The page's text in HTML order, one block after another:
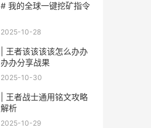
# 我的全球一键挖矿指令
2025-10-28
| 王者该该该该怎么办办
办办分享战果
2025-10-30
| 王者战士通用铭文攻略
解析
2025-10-29